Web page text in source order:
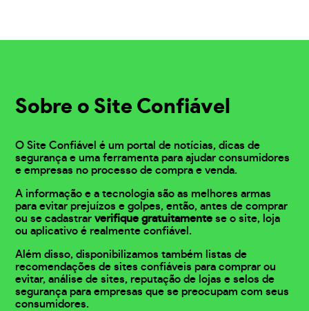
Sobre o Site Confiável
O Site Confiável é um portal de notícias, dicas de
segurança e uma ferramenta para ajudar consumidores
e empresas no processo de compra e venda.
A informação e a tecnologia são as melhores armas
para evitar prejuízos e golpes, então, antes de comprar
ou se cadastrarverifique gratuitamente se o site, loja
ou aplicativo é realmente confiável.
Além disso, disponibilizamos também listas de
recomendações de sites confiáveis para comprar ou
evitar, análise de sites, reputação de lojas e selos de
segurança para empresas que se preocupam com seus
consumidores.